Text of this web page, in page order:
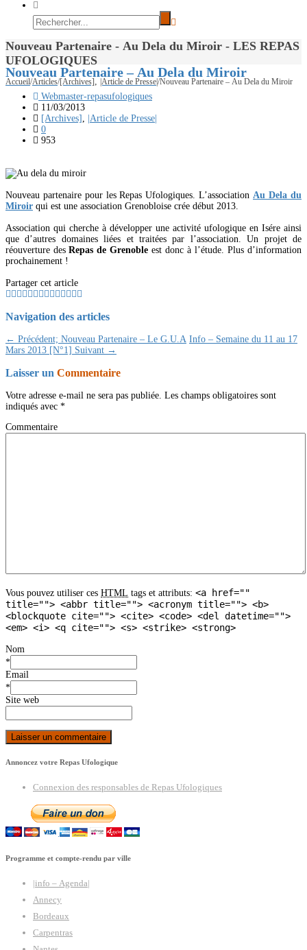
Nouveau Partenaire - Au Dela du Miroir - LES REPAS
UFOLOGIQUES
Accueil/Articles/[Archives] , |Article de Presse|/Nouveau Partenaire – Au Dela du Miroir
Nouveau Partenaire – Au Dela du Miroir
Webmaster-repasufologiques
11/03/2013
[Archives] , |Article de Presse|
0
953
Nouveau partenaire pour les Repas Ufologiques. L’association Au Dela du
Miroir qui est une association Grenobloise crée début 2013.
Association qui cherche à développer une activité ufologique en Isére ainsi
que d’autres domaines liées et traitées par l’association. Un projet de
réouverture des Repas de Grenoble est donc à l’étude. Plus d’information
prochainement !
Partager cet article
Navigation des articles
← Précédent; Nouveau Partenaire – Le G.U.A Info – Semaine du 11 au 17
Mars 2013 [N°1] Suivant →
Laisser un Commentaire
Votre adresse e-mail ne sera pas publiée. Les champs obligatoires sont
indiqués avec *
Commentaire
Vous pouvez utiliser ces HTML tags et attributs: <a href=""
title=""> <abbr title=""> <acronym title=""> <b>
<blockquote cite=""> <cite> <code> <del datetime="">
<em> <i> <q cite=""> <s> <strike> <strong>
Nom
*
Email
*
Site web
Annoncez votre Repas Ufologique
Connexion des responsables de Repas Ufologiques
Programme et compte-rendu par ville
|info – Agenda|
Annecy
Bordeaux
Carpentras